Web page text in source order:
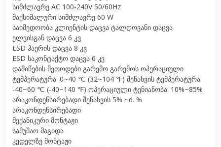
სიმძლავრე AC 100-240V 50/60Hz
მაქსიმალური სიმძლავრე 60 W
საიმედოობა კლიენტის დაცვა ტალღოვანი დაცვა
ელვისგან დაცვა 6 კვ
ESD ჰაერის დაცვა 8 კვ
ESD საკონტაქტო დაცვა 6 კვ
დამიწების მეთოდები გარემო გარემოს ოპერაციული
ტემპერატურა: 0~40 ℃ (32~104 ℉) შენახვის ტემპერატურა:
-40~60 ℃ (-40~140 ℉) ოპერაციული ტენიანობა: 10%~85%
არაკონდენსირებადი შენახვის 5% ~d. %
არაკონდენსირებადი
მექანიკური მონტაჟი
სამუშაო მაგიდა
კედელზე მონტაჟი